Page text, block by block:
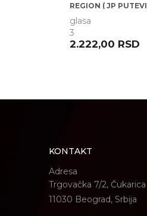
REGION ( JP PUTEVI
SRBIJE )
glasa
3
2.222,00 RSD
KONTAKT
Adresa
Trgovačka 7/2, Čukarica
11030 Beograd, Srbija